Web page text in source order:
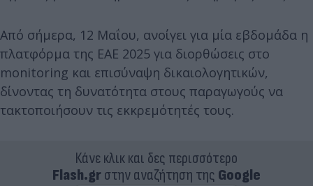
Από σήμερα, 12 Μαΐου, ανοίγει για μία εβδομάδα η
πλατφόρμα της ΕΑΕ 2025 για διορθώσεις στο
monitoring και επισύναψη δικαιολογητικών,
δίνοντας τη δυνατότητα στους παραγωγούς να
τακτοποιήσουν τις εκκρεμότητές τους.
Κάνε κλικ και δες περισσότερο
Flash.grστην αναζήτηση της Google